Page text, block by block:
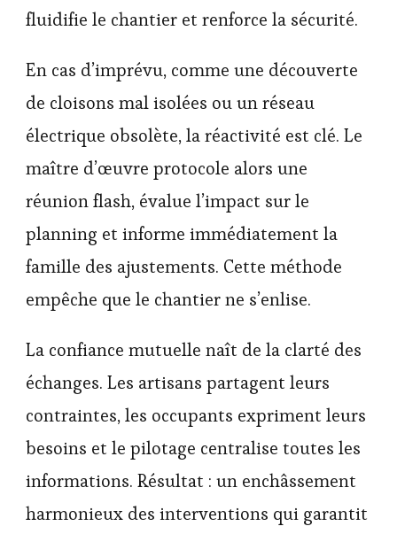
fluidifie le chantier et renforce la sécurité.
En cas d’imprévu, comme une découverte
de cloisons mal isolées ou un réseau
électrique obsolète, la réactivité est clé. Le
maître d’œuvre protocole alors une
réunion flash, évalue l’impact sur le
planning et informe immédiatement la
famille des ajustements. Cette méthode
empêche que le chantier ne s’enlise.
La confiance mutuelle naît de la clarté des
échanges. Les artisans partagent leurs
contraintes, les occupants expriment leurs
besoins et le pilotage centralise toutes les
informations. Résultat : un enchâssement
harmonieux des interventions qui garantit